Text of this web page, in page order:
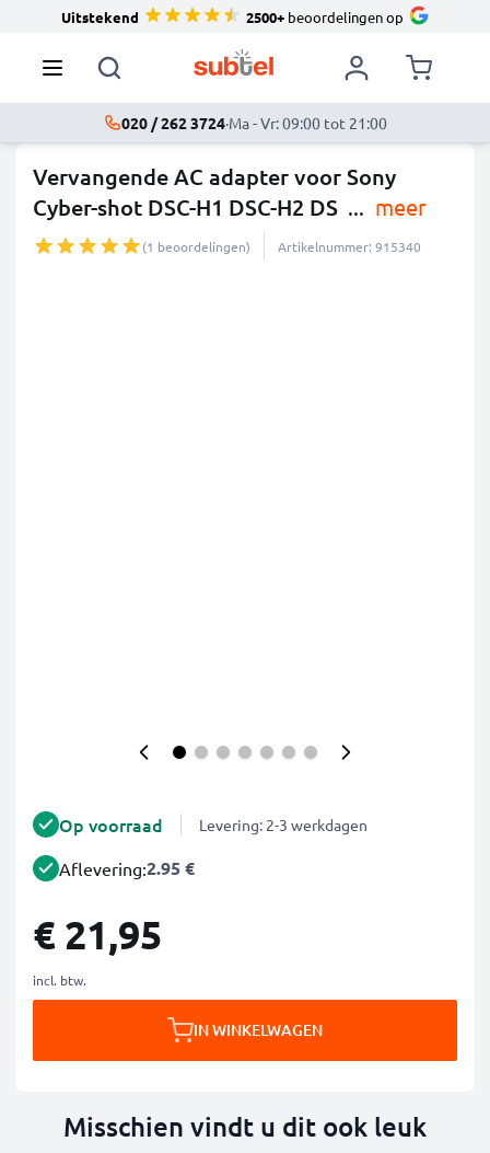
Uitstekend 2500+beoordelingen op
020 / 262 3724·Ma - Vr: 09:00 tot 21:00
Vervangende AC adapter voor Sony
Cyber-shot DSC-H1 DSC-H2 DS ... meer
(1 beoordelingen) Artikelnummer: 915340
Op voorraad Levering: 2-3 werkdagen
Aflevering:2.95 €
€ 21,95
incl. btw.
IN WINKELWAGEN
Misschien vindt u dit ook leuk